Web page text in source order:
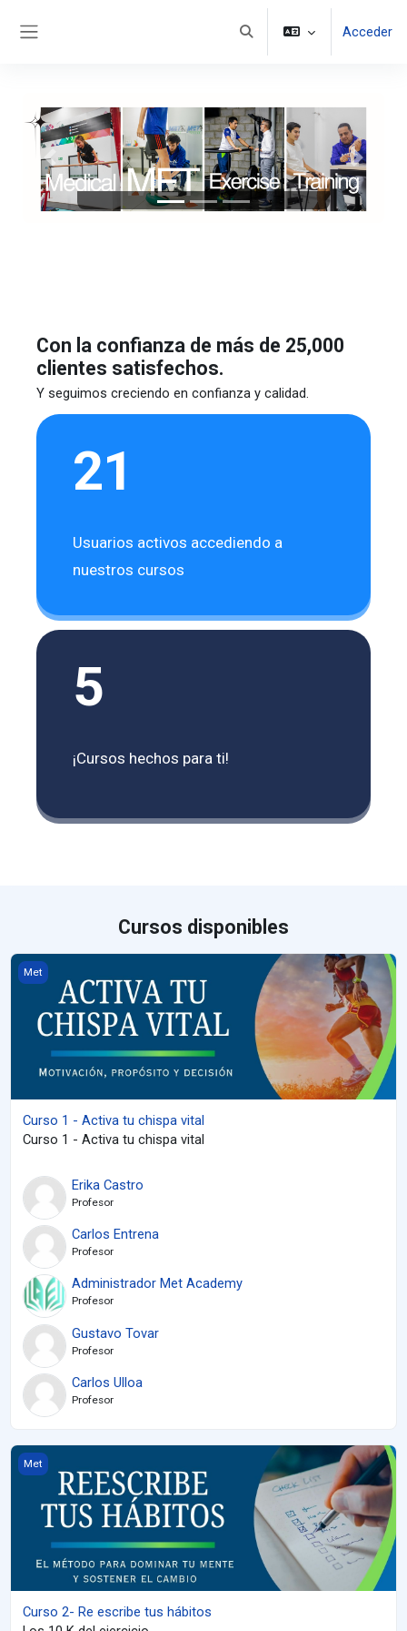
Selector de búsqueda de
Acceder
Anterior
Con la confianza de más de 25,000
clientes satisfechos.
Y seguimos creciendo en confianza y calidad.
21
Usuarios activos accediendo a
nuestros cursos
5
¡Cursos hechos para ti!
Cursos disponibles
Curso 1 - Activa tu chispa vital
Met
Curso 1 - Activa tu chispa vital
Curso 1 - Activa tu chispa vital
Erika Castro
Profesor
Carlos Entrena
Profesor
Administrador Met Academy
Profesor
Gustavo Tovar
Profesor
Carlos Ulloa
Profesor
Curso 2- Re escribe tus hábitos
Met
Curso 2- Re escribe tus hábitos